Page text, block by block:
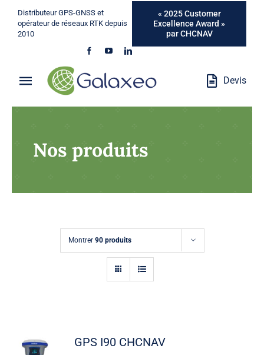
Passer
contenu
Distributeur GPS-GNSS et
opérateur de réseaux RTK depuis
2010
« 2025 Customer
Excellence Award »
par CHCNAV
Toggle
Navigation
Métiers
Devis
Nos produits
Montrer 90 produits
GPS I90 CHCNAV